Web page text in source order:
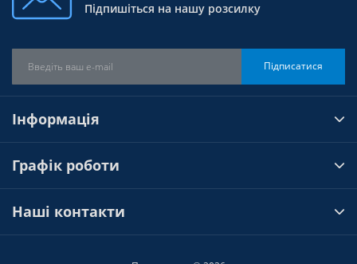
Підпишіться на нашу розсилку
Підписатися
Інформація
Графік роботи
Наші контакти